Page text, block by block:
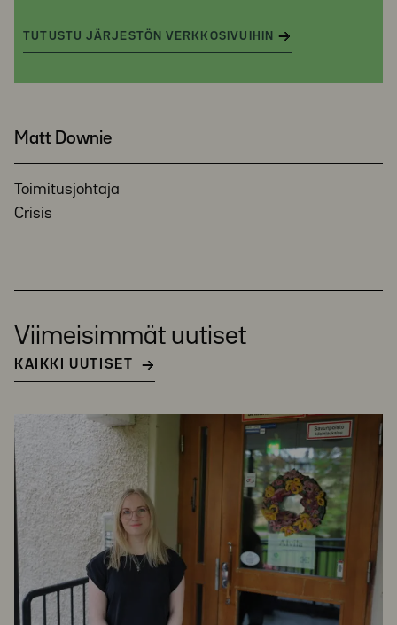
TUTUSTU JÄRJESTÖN VERKKOSIVUIHIN
Matt Downie
Toimitusjohtaja
Crisis
Viimeisimmät uutiset
KAIKKI UUTISET